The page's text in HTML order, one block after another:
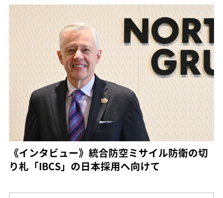
《インタビュー》統合防空ミサイル防衛の切
り札「IBCS」の日本採用へ向けて